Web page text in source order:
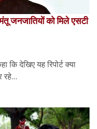
जनजातियों को मिले एसटी
कि देखिए यह रिपोर्ट क्या
रहे...